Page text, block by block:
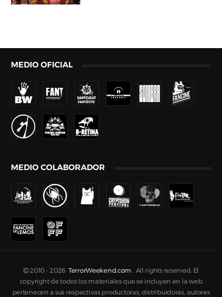
MEDIO OFICIAL
MEDIO COLABORADOR
2010 -2026 TerrorWeekend.com . All rights reserved. El
copyright de todos los materiales que se incluyen en la web
pertenecen a sus respectivas productoras, distribuidoras, autores